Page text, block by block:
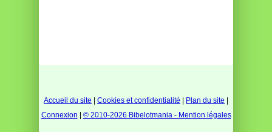
Accueil du site Cookies et confidentialité Plan du site
Connexion
© 2010-2026 Bibelotmania - Mention légales